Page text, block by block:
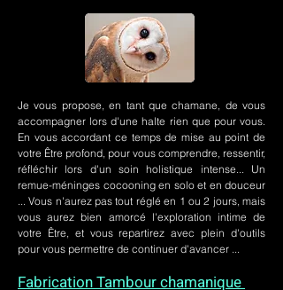
Je vous propose, en tant que chamane, de vous
accompagner lors d'une halte rien que pour vous.
En vous accordant ce temps de mise au point de
votre Être profond, pour vous comprendre, ressentir,
réfléchir lors d'un soin holistique intense... Un
remue-méninges cocooning en solo et en douceur
... Vous n'aurez pas tout réglé en 1 ou 2 jours, mais
vous aurez bien amorcé l'exploration intime de
votre Être, et vous repartirez avec plein d'outils
pour vous permettre de continuer d'avancer ...
Fabrication Tambour chamanique